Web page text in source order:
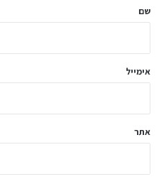
ל
שם
אימייל
אתר